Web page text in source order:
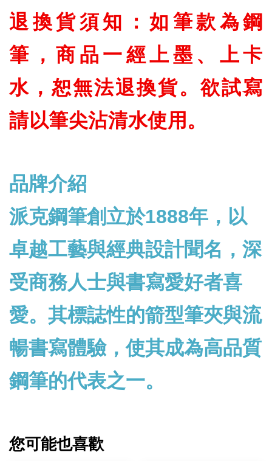
退換貨須知：如筆款為鋼
筆，商品一經上墨、上卡
水，恕無法退換貨。欲試寫
請以筆尖沾清水使用。
品牌介紹
派克鋼筆創立於1888年，以
卓越工藝與經典設計聞名，深
受商務人士與書寫愛好者喜
愛。其標誌性的箭型筆夾與流
暢書寫體驗，使其成為高品質
鋼筆的代表之一。
您可能也喜歡